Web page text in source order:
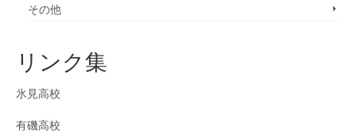
その他
リンク集
氷見高校
有磯高校